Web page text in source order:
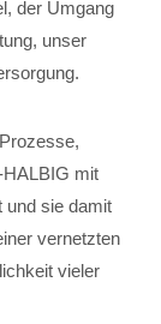
der Umgang
unser
HALBIG mit
und sie damit
vernetzten
vieler